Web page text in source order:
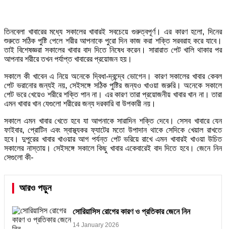
তিনবেলা খাবারের মধ্যে সকালের খাবারই সবচেয়ে গুরুত্বপূর্ণ। এর কারণ হলো, দিনের
শুরুতে সঠিক পুষ্টি পেলে শরীর আপনাকে পুরো দিন কাজ করা শক্তি সরবরাহ করে যাবে।
তাই বিশেষজ্ঞরা সকালের খাবার বাদ দিতে নিষেধ করেন। সারারাত পেট খালি থাকার পর
আপনার শরীরে তখন পর্যাপ্ত খাবারের প্রয়োজন হয়।
সকালে কী খাবেন এ নিয়ে অনেকে দ্বিধা-দ্বন্দ্বে ভোগেন। কারণ সকালের খাবার কেবল
পেট ভরানোর জন্যই নয়, সেইসঙ্গে সঠিক পুষ্টির জন্যও খাওয়া জরুরি। অনেকে সকালে
পেট ভরে খেয়েও শরীরে শক্তি পান না। এর কারণ তারা প্রয়োজনীয় খাবার খান না। তারা
এমন খাবার খান যেগুলো শরীরের জন্য দরকারি বা উপকারী নয়।
সকালে এমন খাবার খেতে হবে যা আপনাকে সারাদিন শক্তি দেবে। সেসব খাবারে যেন
ফাইবার, প্রোটিন এবং স্বাস্থ্যকর ফ্যাটের মতো উপাদান থাকে সেদিকে খেয়াল রাখতে
হবে। দুপুরের খাবার খাওয়ার আগ পর্যন্ত পেট ভরিয়ে রাখে এমন খাবারই খাওয়া উচিত
সকালের নাস্তায়। সেইসঙ্গে সকালে কিছু খাবার একেবারেই বাদ দিতে হবে। জেনে নিন
সেগুলো কী-
আরও পড়ুন
সোরিয়াসিস রোগের কারণ ও প্রতিকার জেনে নিন
14 January 2026